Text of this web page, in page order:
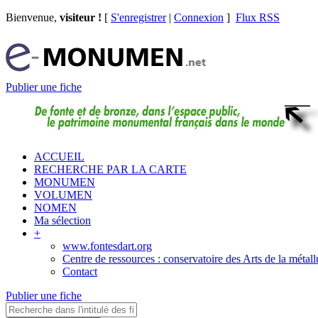
Bienvenue, visiteur ! [ S'enregistrer| Connexion ] Flux RSS
Publier une fiche
ACCUEIL
RECHERCHE PAR LA CARTE
MONUMEN
VOLUMEN
NOMEN
Ma sélection
+
www.fontesdart.org
Centre de ressources : conservatoire des Arts de la
Contact
Publier une fiche